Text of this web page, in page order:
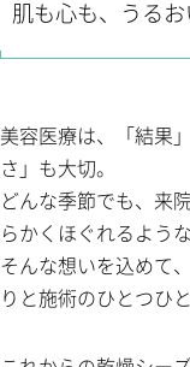
肌も心も、うる
美容医療は、「結果
さ」も大切。
どんな季節でも、来
らかくほぐれるよう
そんな想いを込めて
りと施術のひとつひ